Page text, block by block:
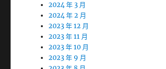
2024 年 3 月
2024 年 2 月
2023 年 12 月
2023 年 11 月
2023 年 10 月
2023 年 9 月